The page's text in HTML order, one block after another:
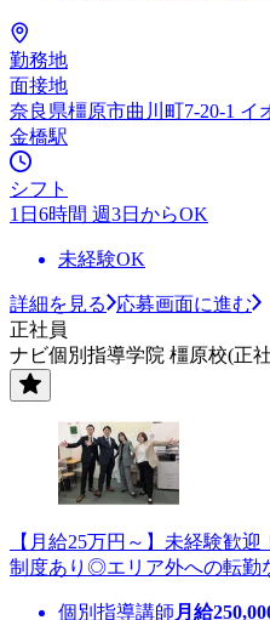
勤務地
面接地
奈良県橿原市曲川町7-20-1 イ
金橋駅
シフト
1日6時間 週3日からOK
未経験OK
詳細を見る
応募画面に進む
正社員
ナビ個別指導学院 橿原校(正
【月給25万円～】未経験歓
制度あり◎エリア外への転勤
個別指導講師 月給